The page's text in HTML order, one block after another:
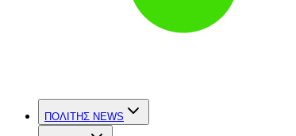
ΠΟΛΙΤΗΣ NEWS